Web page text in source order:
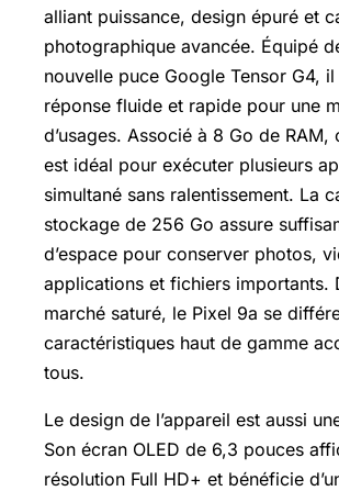
alliant puissance, design épuré et
photographique avancée. Équipé
nouvelle puce Google Tensor G4,
réponse fluide et rapide pour une
d’usages. Associé à 8 Go de RAM,
est idéal pour exécuter plusieurs
simultané sans ralentissement. La
stockage de 256 Go assure
d’espace pour conserver photos,
applications et fichiers importants.
marché saturé, le Pixel 9a se
caractéristiques haut de gamme
tous.
Le design de l’appareil est aussi
Son écran OLED de 6,3 pouces
résolution Full HD+ et bénéficie